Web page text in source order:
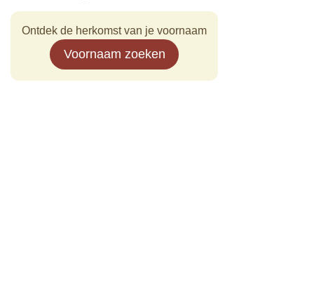
Ontdek de herkomst van je voornaam
Voornaam zoeken